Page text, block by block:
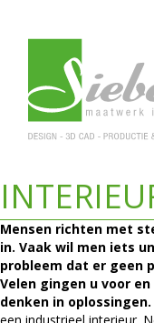
Mensen richten met
in. Vaak wil men iets
probleem dat er geen
Velen gingen u voor
denken in oplossingen.